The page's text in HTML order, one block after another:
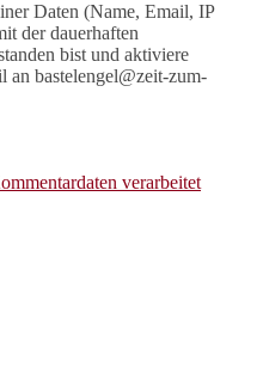
Daten (Name, Email, IP
der dauerhaften
bist und aktiviere
bastelengel@zeit-zum-
verarbeitet